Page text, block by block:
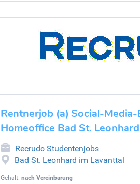
Rentnerjob (a) Social-
Homeoffice Bad St.
Recrudo Studentenjobs
Bad St. Leonhard im Lavanttal
Gehalt: nach Vereinbarung